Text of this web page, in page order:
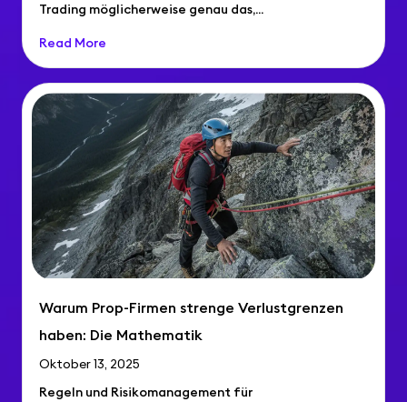
Trading möglicherweise genau das,...
Read More
Warum Prop-Firmen strenge Verlustgrenzen
haben: Die Mathematik
Oktober 13, 2025
Regeln und Risikomanagement für